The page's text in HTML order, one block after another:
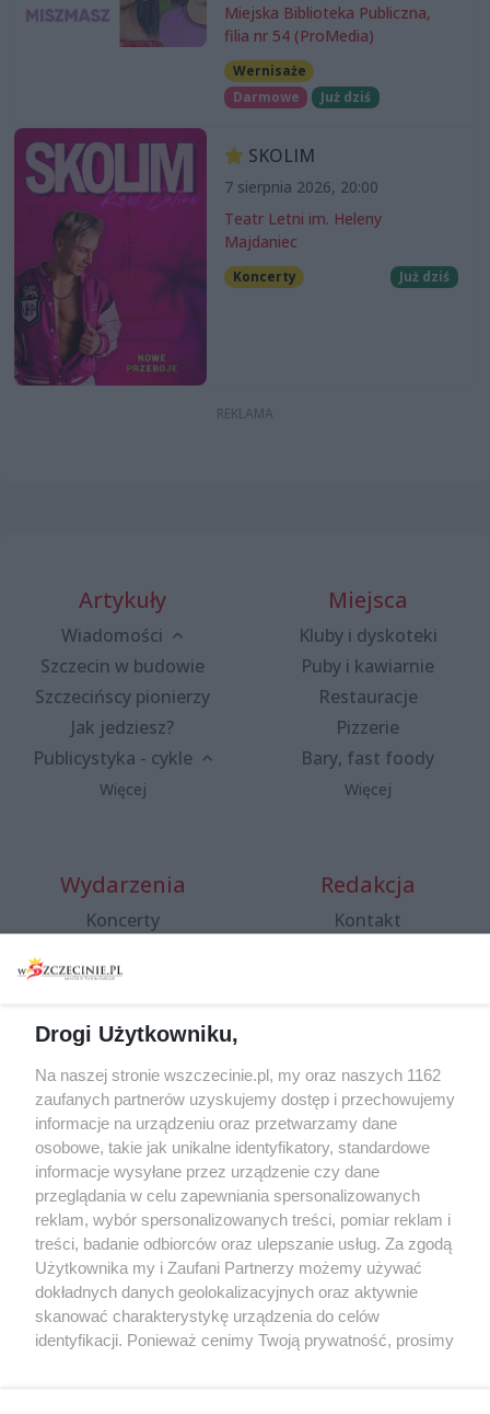
Miejska Biblioteka Publiczna,
filia nr 54 (ProMedia)
Wernisaże
Darmowe
Już dziś
SKOLIM
7 sierpnia 2026, 20:00
Teatr Letni im. Heleny
Majdaniec
Koncerty Już dziś
Artykuły
Wiadomości
Szczecin w budowie
Szczecińscy pionierzy
Jak jedziesz?
Publicystyka - cykle
Więcej
Miejsca
Kluby i dyskoteki
Puby i kawiarnie
Restauracje
Pizzerie
Bary, fast foody
Więcej
Wydarzenia
Koncerty
Spacery i oprowadzania
targi
Wernisaże
Więcej
Redakcja
Kontakt
Specjalny koncert z okazji
20. urodzin portalu
wSzczecinie.pl
Regulamin konkursów
śniadaniówka "Hej
Szczecin! Jest piątek!"
Partnerzy
Praca Szczecin
Drogi Użytkowniku,
Na naszej stronie wszczecinie.pl, my oraz naszych 1162
zaufanych partnerów uzyskujemy dostęp i przechowujemy
informacje na urządzeniu oraz przetwarzamy dane
osobowe, takie jak unikalne identyfikatory, standardowe
informacje wysyłane przez urządzenie czy dane
przeglądania w celu zapewniania spersonalizowanych
reklam, wybór spersonalizowanych treści, pomiar reklam i
treści, badanie odbiorców oraz ulepszanie usług. Za zgodą
Użytkownika my i Zaufani Partnerzy możemy używać
dokładnych danych geolokalizacyjnych oraz aktywnie
skanować charakterystykę urządzenia do celów
identyfikacji. Ponieważ cenimy Twoją prywatność, prosimy